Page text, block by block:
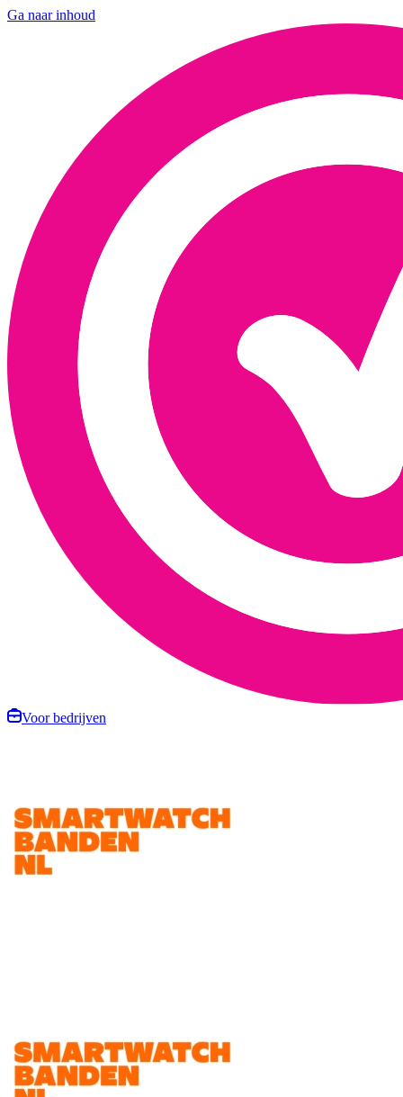
Ga naar inhoud
Voor bedrijven